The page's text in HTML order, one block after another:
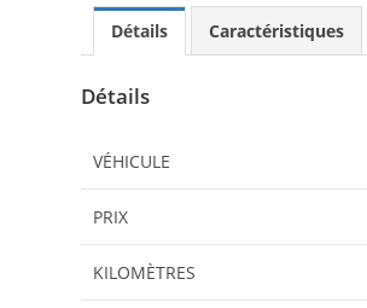
Détails Caractéristiques
Détails
VÉHICULE
PRIX
KILOMÈTRES